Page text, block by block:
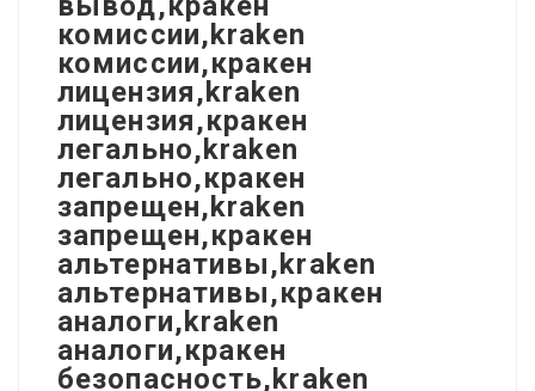
комиссии,kraken
комиссии,кракен
лицензия,kraken
лицензия,кракен
легально,kraken
легально,кракен
запрещен,kraken
запрещен,кракен
альтернативы,kraken
альтернативы,кракен
аналоги,kraken
аналоги,кракен
безопасность,kraken